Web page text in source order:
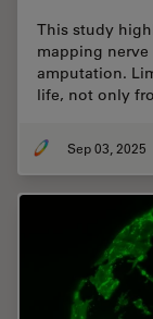
This study
mapping
amputation.
life, not only
Sep 03, 2025